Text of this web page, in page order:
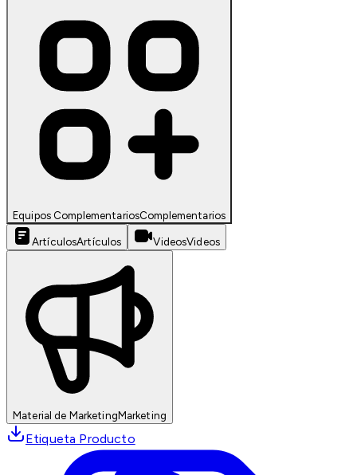
Equipos ComplementariosComplementarios
ArtículosArtículos VideosVideos
Material de MarketingMarketing
Etiqueta Producto